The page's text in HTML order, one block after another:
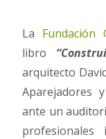
La Fundación
libro
arquitecto
Aparejadores
ante un